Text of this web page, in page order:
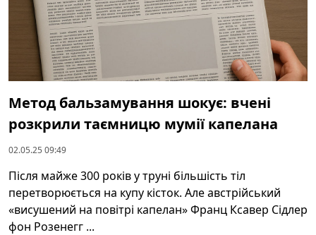
Метод бальзамування шокує: вчені
розкрили таємницю мумії капелана
02.05.25 09:49
Після майже 300 років у труні більшість тіл
перетворюється на купу кісток. Але австрійський
«висушений на повітрі капелан» Франц Ксавер Сідлер
фон Розенегг ...